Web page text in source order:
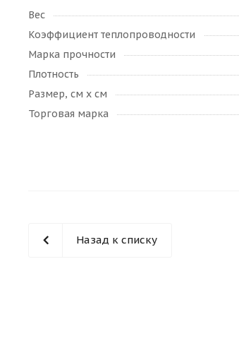
Вес
Коэффициент теплопроводности
Марка прочности
Плотность
Размер, см х см
Торговая марка
Назад к списку